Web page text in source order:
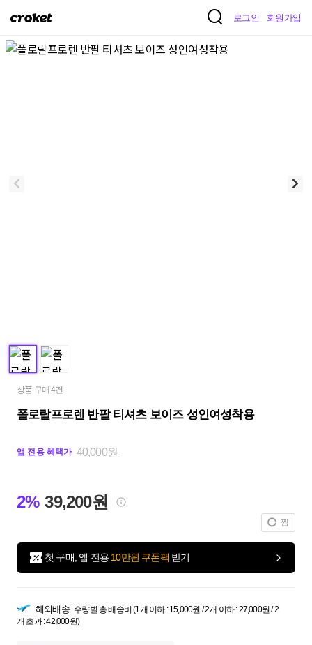
크
켓
로그인 회원가입
상품 구매 4건
폴로랄프로렌 반팔 티셔츠 보이즈 성인여성착용
앱 전용 혜택가 40,000원
2% 39,200원
찜
첫 구매, 앱 전용 10만원 쿠폰팩 받기
해외배송 수량별 총 배송비 (1개 이하 : 15,000원 / 2개 이하 : 27,000원 / 2
개 초과 : 42,000원)